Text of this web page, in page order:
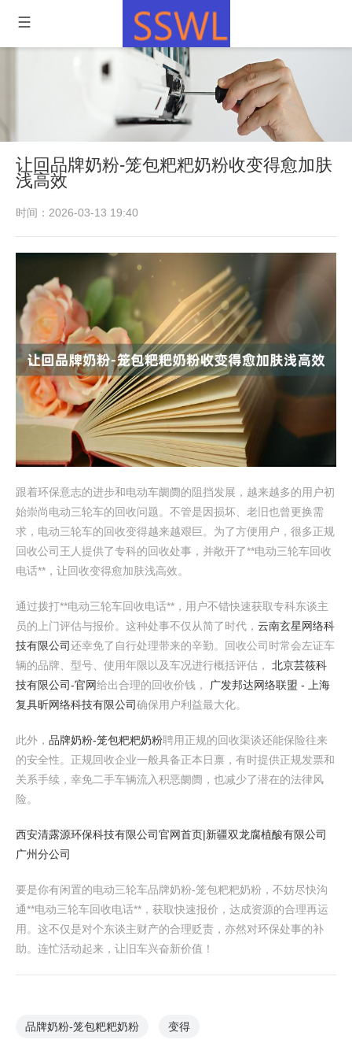
让回品牌奶粉-笼包粑粑奶粉收变得愈加肤
浅高效
时间：2026-03-13 19:40
跟着环保意志的进步和电动车阛阓的阻挡发展，越来越多的用户初
始崇尚电动三轮车的回收问题。不管是因损坏、老旧也曾更换需
求，电动三轮车的回收变得越来越艰巨。为了方便用户，很多正规
回收公司王人提供了专科的回收处事，并敞开了**电动三轮车回收
电话**，让回收变得愈加肤浅高效。
通过拨打**电动三轮车回收电话**，用户不错快速获取专科东谈主
员的上门评估与报价。这种处事不仅从简了时代， 云南玄星网络科
技有限公司还幸免了自行处理带来的辛勤。回收公司时常会左证车
辆的品牌、型号、使用年限以及车况进行概括评估， 北京芸筱科
技有限公司-官网给出合理的回收价钱，
广发邦达网络联盟 - 上海
复具昕网络科技有限公司确保用户利益最大化。
此外， 品牌奶粉-笼包粑粑奶粉聘用正规的回收渠谈还能保险往来
的安全性。正规回收企业一般具备正本日禀，有时提供正规发票和
关系手续，幸免二手车辆流入积恶阛阓，也减少了潜在的法律风
险。
西安清露源环保科技有限公司官网首页|新疆双龙腐植酸有限公司
广州分公司
要是你有闲置的电动三轮车品牌奶粉-笼包粑粑奶粉，不妨尽快沟
通**电动三轮车回收电话**，获取快速报价，达成资源的合理再运
用。这不仅是对个东谈主财产的合理贬责，亦然对环保处事的补
助。连忙活动起来，让旧车兴奋新价值！
品牌奶粉-笼包粑粑奶粉 变得